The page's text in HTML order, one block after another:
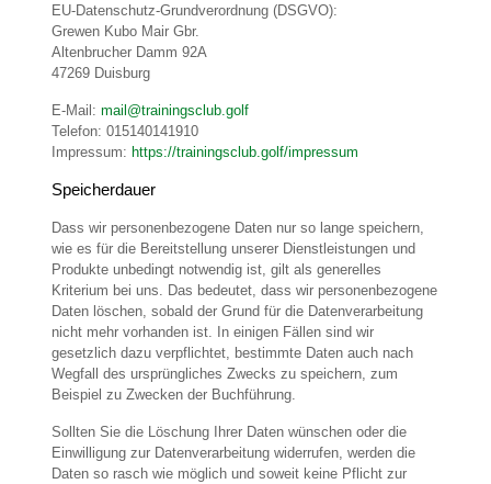
EU-Datenschutz-Grundverordnung (DSGVO):
Grewen Kubo Mair Gbr.
Altenbrucher Damm 92A
47269 Duisburg
E-Mail: mail@trainingsclub.golf
Telefon: 015140141910
Impressum: https://trainingsclub.golf/impressum
Speicherdauer
Dass wir personenbezogene Daten nur so lange speichern,
wie es für die Bereitstellung unserer Dienstleistungen und
Produkte unbedingt notwendig ist, gilt als generelles
Kriterium bei uns. Das bedeutet, dass wir personenbezogene
Daten löschen, sobald der Grund für die Datenverarbeitung
nicht mehr vorhanden ist. In einigen Fällen sind wir
gesetzlich dazu verpflichtet, bestimmte Daten auch nach
Wegfall des ursprüngliches Zwecks zu speichern, zum
Beispiel zu Zwecken der Buchführung.
Sollten Sie die Löschung Ihrer Daten wünschen oder die
Einwilligung zur Datenverarbeitung widerrufen, werden die
Daten so rasch wie möglich und soweit keine Pflicht zur